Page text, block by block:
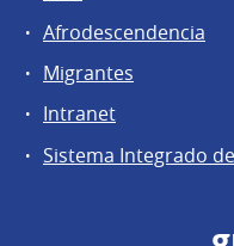
Afrodescendencia
Migrantes
Intranet
Sistema Integrado